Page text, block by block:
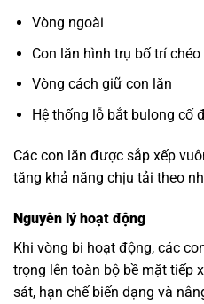
Vòng ngoài
Con lăn hình trụ bố trí chéo
Vòng cách giữ con lăn
Hệ thống lỗ bắt bulong cố
Các con lăn được sắp xếp
tăng khả năng chịu tải theo
Nguyên lý hoạt động
Khi vòng bi hoạt động, các
trọng lên toàn bộ bề mặt tiếp
sát, hạn chế biến dạng và